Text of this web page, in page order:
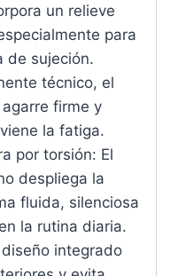
un relieve
para
de sujeción.
técnico, el
firme y
la fatiga.
por torsión: El
despliega la
fluida, silenciosa
la rutina diaria.
integrado